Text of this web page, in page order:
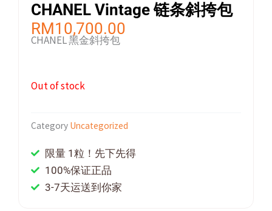
CHANEL Vintage 链条斜挎包
RM10,700.00
CHANEL 黑金斜挎包
Out of stock
Category Uncategorized
限量 1粒！先下先得
100%保证正品
3-7天运送到你家